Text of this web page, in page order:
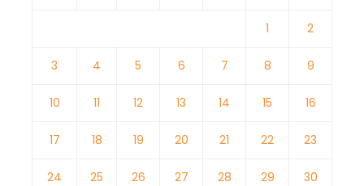
1 2
3 4 5 6 7 8 9
10 11 12 13 14 15 16
17 18 19 20 21 22 23
24 25 26 27 28 29 30